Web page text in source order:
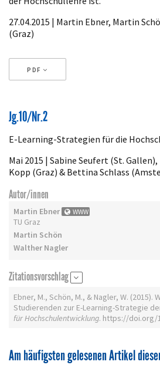
27.04.2015 | Martin Ebner, Martin
(Graz)
PDF
Jg.10/Nr.2
E-Learning-Strategien für die
Mai 2015 | Sabine Seufert (St.
Kopp (Graz) & Bettina Schlass
Autor/innen
Martin Ebner WWW
TU Graz
Martin Schön
Walther Nagler
Zitationsvorschlag
Ebner, M., Schön, M., & Nagler, W. (2015).
Studierenden zur E-Learning-Strategie
für Hochschulentwicklung. https://doi.org/
Am häufigsten gelesenen Artikel